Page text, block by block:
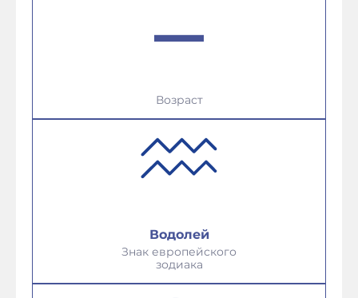
–
Возраст
Водолей
Знак европейского
зодиака